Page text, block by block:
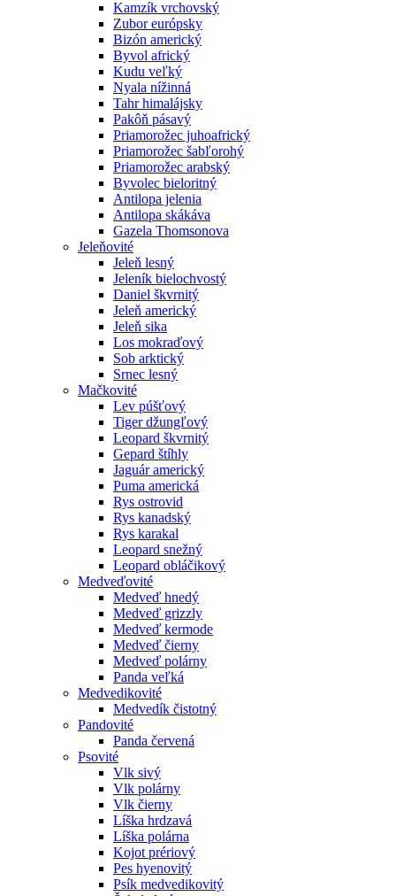
Kamzík vrchovský
Zubor európsky
Bizón americký
Byvol africký
Kudu veľký
Nyala nížinná
Tahr himalájsky
Pakôň pásavý
Priamorožec juhoafrický
Priamorožec šabľorohý
Priamorožec arabský
Byvolec bieloritný
Antilopa jelenia
Antilopa skákáva
Gazela Thomsonova
Jeleňovité
Jeleň lesný
Jeleník bielochvostý
Daniel škvrnitý
Jeleň americký
Jeleň sika
Los mokraďový
Sob arktický
Srnec lesný
Mačkovité
Lev púšťový
Tiger džungľový
Leopard škvrnitý
Gepard štíhly
Jaguár americký
Puma americká
Rys ostrovid
Rys kanadský
Rys karakal
Leopard snežný
Leopard obláčikový
Medveďovité
Medveď hnedý
Medveď grizzly
Medveď kermode
Medveď čierny
Medveď polárny
Panda veľká
Medvedikovité
Medvedík čistotný
Pandovité
Panda červená
Psovité
Vlk sivý
Vlk polárny
Vlk čierny
Líška hrdzavá
Líška polárna
Kojot prériový
Pes hyenovitý
Psík medvedikovitý